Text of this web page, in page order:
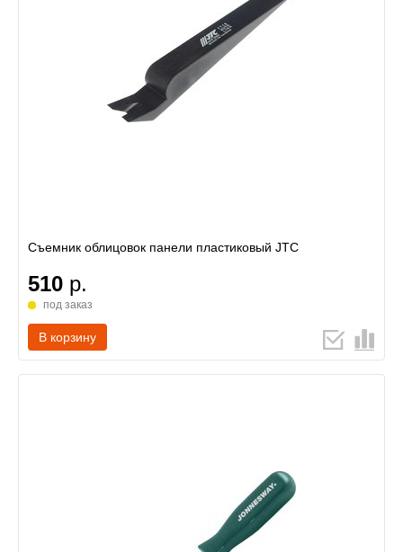
Съемник облицовок панели пластиковый JTC
510 р.
под заказ
В корзину